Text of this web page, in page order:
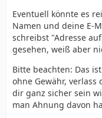
Eventuell könnte es
Namen und deine E-
schreibst "Adresse
gesehen, weiß aber
Bitte beachten: Das
ohne Gewähr,
dir ganz sicher sein
man Ahnung davon